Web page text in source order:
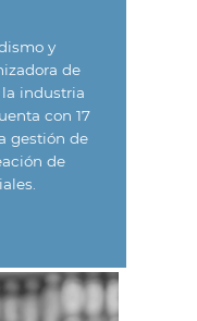
y
de
industria
con 17
gestión de
de